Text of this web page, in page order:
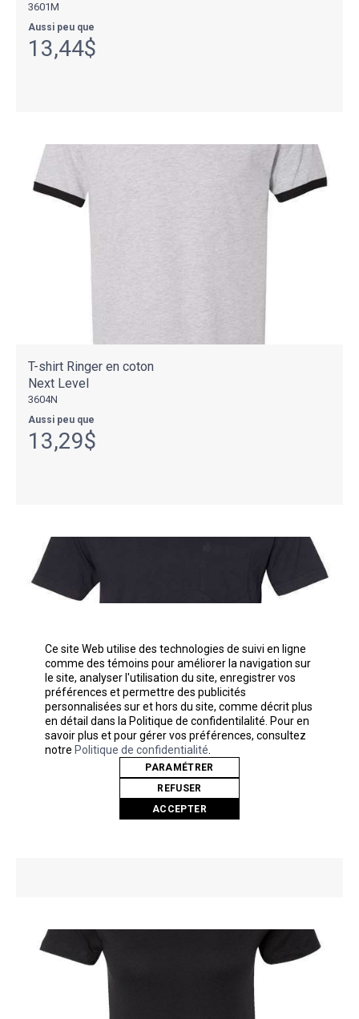
3601M
Aussi peu que
13,44$
T-shirt Ringer en coton
Next Level
3604N
Aussi peu que
13,29$
T-shirt à poche en coton
Ce site Web utilise des technologies de suivi en ligne
comme des témoins pour améliorer la navigation sur
le site, analyser l'utilisation du site, enregistrer vos
préférences et permettre des publicités
personnalisées sur et hors du site, comme décrit plus
en détail dans la Politique de confidentilalité. Pour en
savoir plus et pour gérer vos préférences, consultez
notre Politique de confidentialité
PARAMÉTRER
REFUSER
ACCEPTER